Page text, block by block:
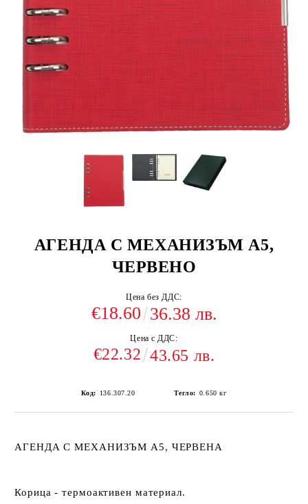
АГЕНДА С МЕХАНИЗЪМ А5,
ЧЕРВЕНО
Цена без ДДС:
€18.60 36.38 лв.
Цена с ДДС:
€22.32 43.65 лв.
Код: 136.307.20 Тегло: 0.650 кг
АГЕНДА С МЕХАНИЗЪМ А5, ЧЕРВЕНA
Корица - термоактивен материал.